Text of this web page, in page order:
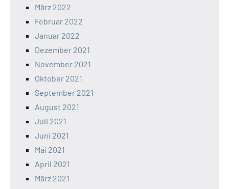
März 2022
Februar 2022
Januar 2022
Dezember 2021
November 2021
Oktober 2021
September 2021
August 2021
Juli 2021
Juni 2021
Mai 2021
April 2021
März 2021